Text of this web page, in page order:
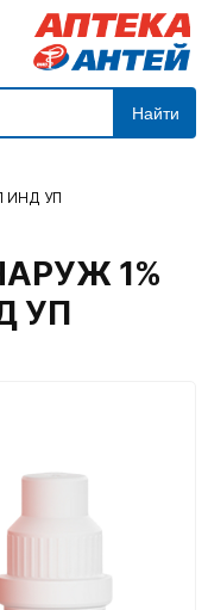
Найти
ИНД УП
1%
УП